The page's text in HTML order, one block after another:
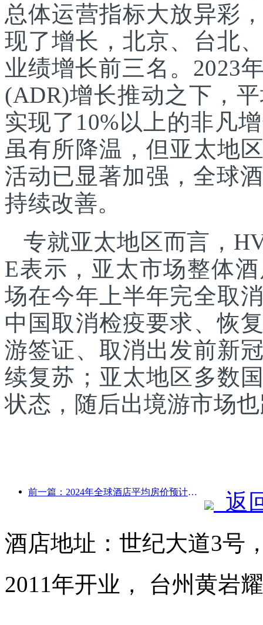
总体运营指标大放异彩
现了增长，北京、台北
业绩增长前三名。 2023
(ADR)增长推动之下，
实现了10%以上的非凡
虽有所降温，但亚太地
活动已显著加强，全球
持续改善。
专就亚太地区而言，
E表示，亚太市场整体
场在今年上半年完全取
中国取消检疫要求、恢
游签证、取消出发前新
续复苏；亚太地区多数
状态，随后出境游市场
前一篇：2024年全球酒店平均房价预计上涨 6.8%
返
酒店地址：世纪大道3号
2011年开业， 台州黄